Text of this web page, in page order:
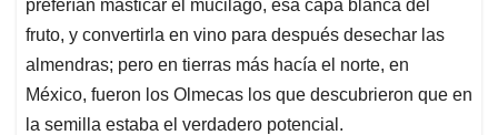
preferían masticar el mucilago, esa capa blanca del
fruto, y convertirla en vino para después desechar las
almendras; pero en tierras más hacía el norte, en
México, fueron los Olmecas los que descubrieron que en
la semilla estaba el verdadero potencial.